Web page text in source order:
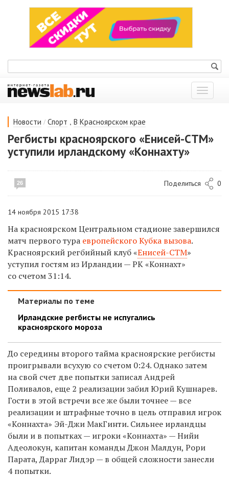
Показать
меню
Новости / Спорт , В Красноярском крае
Регбисты красноярского «Енисей-СТМ»
уступили ирландскому «Коннахту»
26 Поделиться 0
14 ноября 2015 17:38
На красноярском Центральном стадионе завершился
матч первого тура европейского Кубка вызова.
Красноярский регбийный клуб «Енисей-СТМ»
уступил гостям из Ирландии — РК «Коннахт»
со счетом 31:14.
Материалы по теме
Ирландские регбисты не испугались
красноярского мороза
До середины второго тайма красноярские регбисты
проигрывали всухую со счетом 0:24. Однако затем
на свой счет две попытки записал Андрей
Поливалов, еще 2 реализации забил Юрий Кушнарев.
Гости в этой встречи все же были точнее — все
реализации и штрафные точно в цель отправил игрок
«Коннахта» Эй-Джи МакГинти. Сильнее ирландцы
были и в попытках — игроки «Коннахта» — Нийи
Адеолокун, капитан команды Джон Малдун, Рори
Парата, Дарраг Лидэр — в общей сложности занесли
4 попытки.